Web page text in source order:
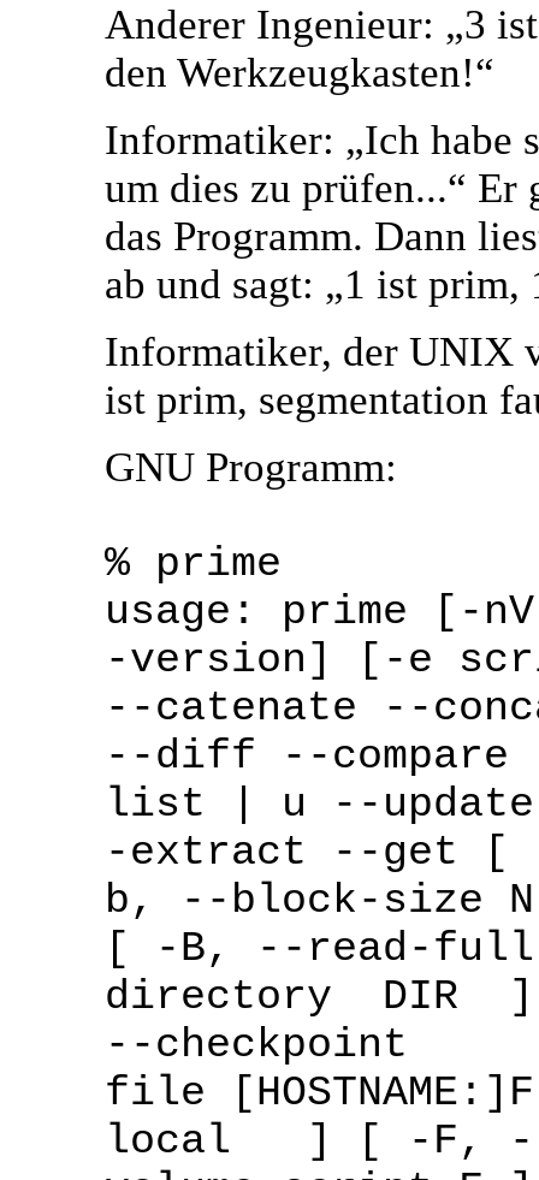
Anderer Ingenieur: „3
den Werkzeugkasten!“
Informatiker: „Ich habe
um dies zu prüfen...“ Er
das Programm. Dann
ab und sagt: „1 ist
Informatiker, der UNIX
ist prim, segmentation
GNU Programm:
% prime
usage: prime
-version] [-e
--catenate --
--diff --
list | u --
-extract --get [
b, --block-size
[ -B, --read-
directory
--
file
local ] [ -F, --